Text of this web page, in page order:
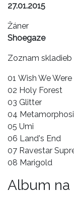
27.01.2015
Žáner
Shoegaze
Zoznam skladieb
01 Wish We Were
02 Holy Forest
03 Glitter
04
05 Umi
06 Land's End
07 Ravestar
08 Marigold
Album na